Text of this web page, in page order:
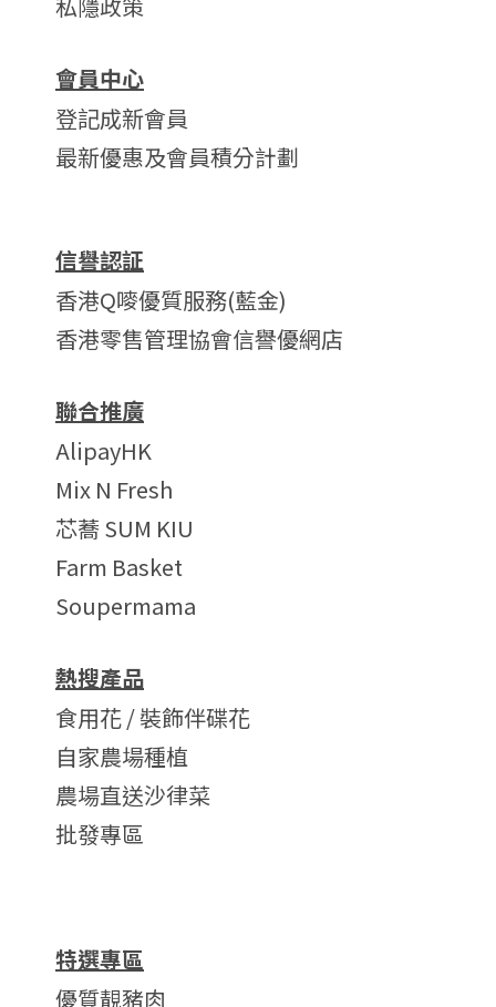
會員中心
登記成新會員
最新優惠及會員積分計劃
信譽認証
香港Q嘜優質服務(藍金)
香港零售管理協會信譽優網店
聯合推廣
AlipayHK
Mix N Fresh
芯蕎 SUM KIU
Farm Basket
Soupermama
熱搜產品
食用花 / 裝飾伴碟花
自家農場種植
農場直送沙律菜
批發專區
特選專區
優質靚豬肉